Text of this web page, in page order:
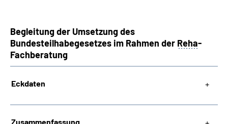
Begleitung der Umsetzung des
Bundesteilhabegesetzes im Rahmen der Reha-
Fachberatung
Eckdaten
Zusammenfassung